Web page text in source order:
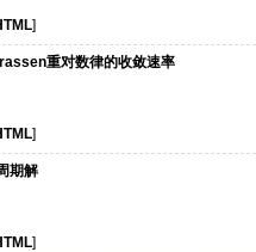
]
重对数律的收敛速率
]
期解
]